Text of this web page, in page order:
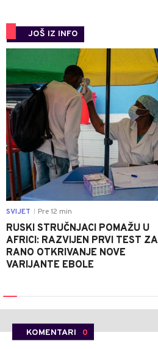
JOŠ IZ INFO
SVIJET Pre 12 min
RUSKI STRUČNJACI POMAŽU U
AFRICI: RAZVIJEN PRVI TEST ZA
RANO OTKRIVANJE NOVE
VARIJANTE EBOLE
KOMENTARI 0